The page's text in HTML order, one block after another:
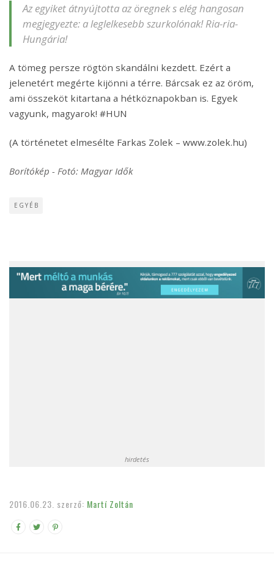
Az egyiket átnyújtotta az öregnek s elég hangosan
megjegyezte: a leglelkesebb szurkolónak! Ria-ria-
Hungária!
A tömeg persze rögtön skandálni kezdett. Ezért a
jelenetért megérte kijönni a térre. Bárcsak ez az öröm,
ami összeköt kitartana a hétköznapokban is. Egyek
vagyunk, magyarok! ‪#‎HUN
(A történetet elmesélte Farkas Zolek – www.zolek.hu)
Borítókép - Fotó: Magyar Idők
EGYÉB
hirdetés
2016.06.23. szerző: Martí Zoltán